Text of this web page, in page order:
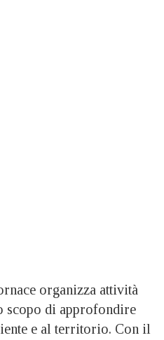
organizza attività
scopo di approfondire
e al territorio. Con il